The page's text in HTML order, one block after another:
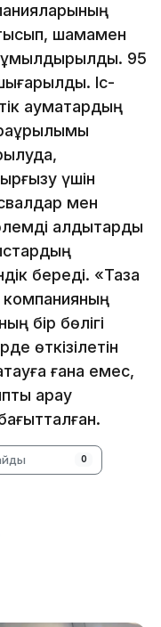
шамамен
95
Іс-
аумақтардың
үшін
мен
қалдықтарды
береді. «Таза
компанияның
бір бөлігі
өткізілетін
ғана емес,
қарау
0